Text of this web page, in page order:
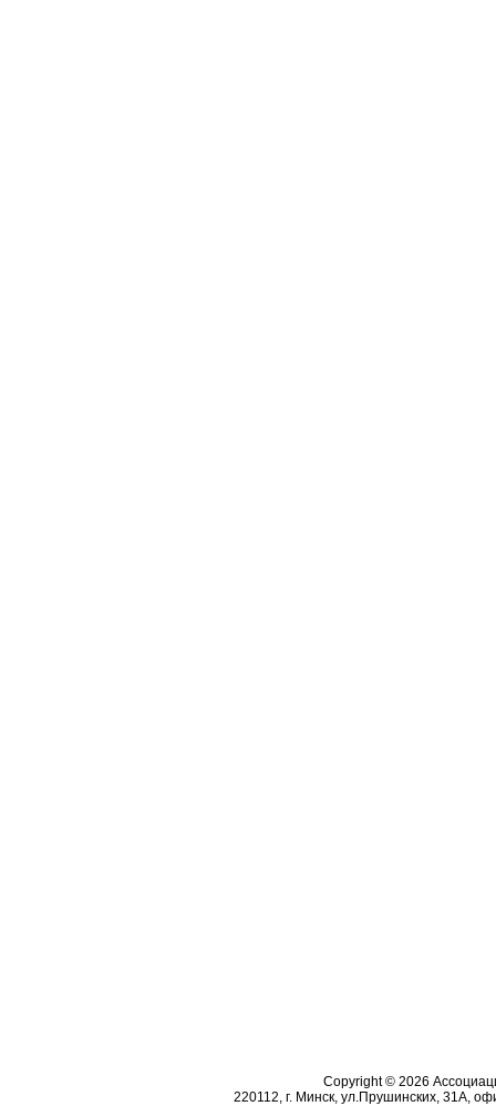
Copyright © 2026
220112, г. Минск, ул.Прушинских, 31А,